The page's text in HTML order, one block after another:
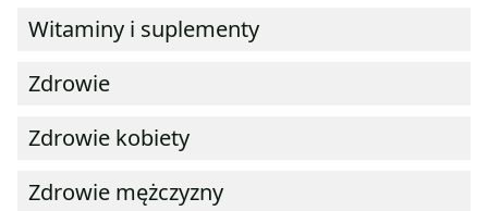
Witaminy i suplementy
Zdrowie
Zdrowie kobiety
Zdrowie mężczyzny